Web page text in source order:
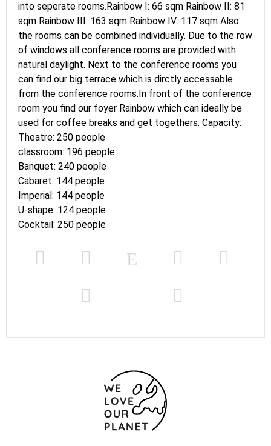
into seperate rooms.Rainbow I: 66 sqm Rainbow II: 81
sqm Rainbow III: 163 sqm Rainbow IV: 117 sqm Also
the rooms can be combined individually. Due to the row
of windows all conference rooms are provided with
natural daylight. Next to the conference rooms you
can find our big terrace which is dirctly accessable
from the conference rooms.In front of the conference
room you find our foyer Rainbow which can ideally be
used for coffee breaks and get togethers. Capacity:
Theatre: 250 people
classroom: 196 people
Banquet: 240 people
Cabaret: 144 people
Imperial: 144 people
U-shape: 124 people
Cocktail: 250 people